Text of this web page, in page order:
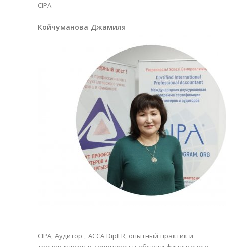
CIPA.
Койчуманова Джамиля
CIPA, Аудитор , ACCA DipIFR, опытный практик и